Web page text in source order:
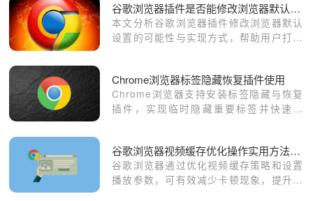
谷歌浏览器插件是否能修改浏览器默认设置
本文分析谷歌浏览器插件修改浏览器默认
设置的可能性与实现方式，帮助用户打造
Chrome浏览器标签隐藏恢复插件使用
Chrome浏览器支持安装标签隐藏与恢复
插件，实现临时隐藏重要标签并快速找
谷歌浏览器视频缓存优化操作实用方法解析
谷歌浏览器通过优化视频缓存策略和设置
播放参数，可有效减少卡顿现象，提升视